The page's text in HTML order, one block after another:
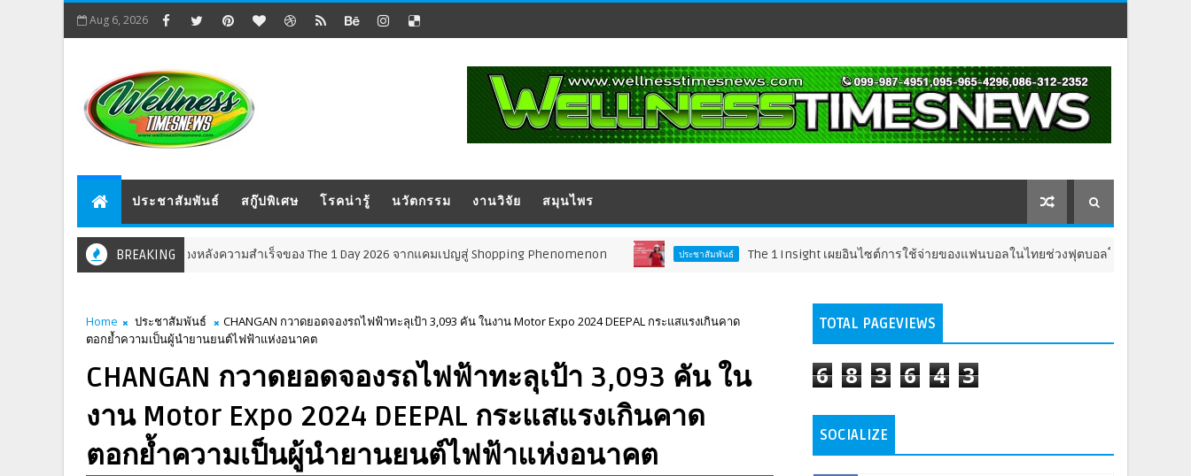
Aug 6, 2026
ประชาสัมพันธ์ สกู๊ปพิเศษ โรคน่ารู้ นวัตกรรม งานวิจัย สมุนไพร
BREAKING
เจาะเบื้องหลังความสำเร็จของ The 1 Day 2026 จากแคมเปญสู่ Shopping Phenomenon ประชาสัมพันธ์ The 1 Insight เผยอินไซต์การใช้จ่ายของแฟนบอลในไทยช่วงฟุตบอลโลก 2026
Home ประชาสัมพันธ์
CHANGAN กวาดยอดจองรถไฟฟ้าทะลุเป้า 3,093 คัน ในงาน Motor Expo 2024 DEEPAL กระแสแรงเกินคาด
ตอกย้ำความเป็นผู้นำยานยนต์ไฟฟ้าแห่งอนาคต
CHANGAN กวาดยอดจองรถไฟฟ้าทะลุเป้า 3,093 คัน ใน
งาน Motor Expo 2024 DEEPAL กระแสแรงเกินคาด
ตอกย้ำความเป็นผู้นำยานยนต์ไฟฟ้าแห่งอนาคต
TOTAL PAGEVIEWS
6 8 3 6 4 3
SOCIALIZE